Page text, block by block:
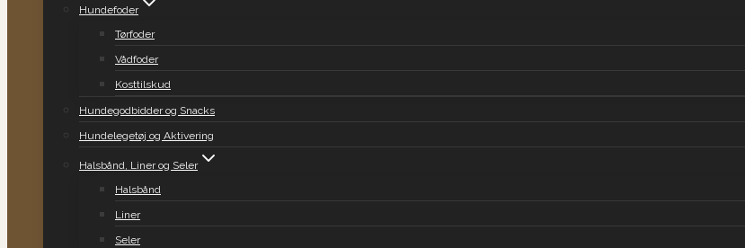
Hundefoder
Tørfoder
Vådfoder
Kosttilskud
Hundegodbidder og Snacks
Hundelegetøj og Aktivering
Halsbånd, Liner og Seler
Halsbånd
Liner
Seler